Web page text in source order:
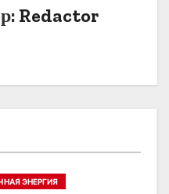
Redactor
ЭНЕРГИЯ